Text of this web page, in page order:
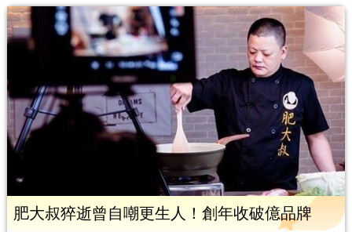
肥大叔猝逝曾自嘲更生人！創年收破億品牌